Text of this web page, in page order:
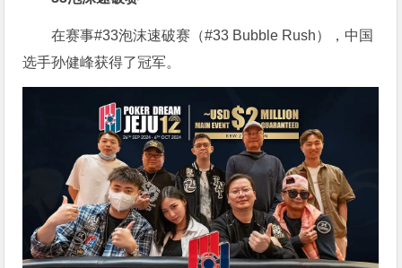
在赛事#33泡沫速破赛（#33 Bubble Rush），中国
选手孙健峰获得了冠军。